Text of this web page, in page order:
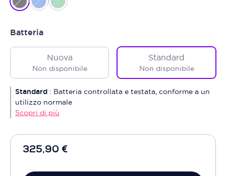
325,90 €
Batteria
Nuova
Non disponibile
Standard
Non disponibile
Standard : Batteria controllata e testata, conforme a un
utilizzo normale
Scopri di più